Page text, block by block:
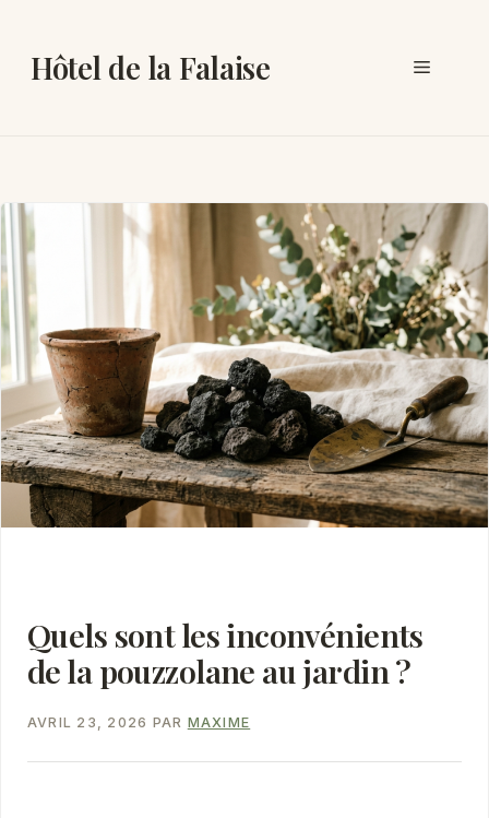
contenuHôtel de la Falaise Menu
Quels sont les inconvénients
de la pouzzolane au jardin ?
AVRIL 23, 2026 PAR MAXIME